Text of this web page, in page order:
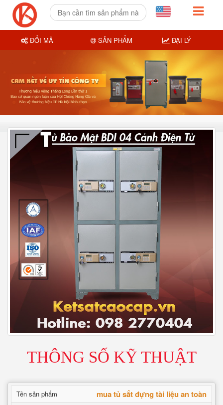
THÔNG SỐ KỸ THUẬT
Tên sản phẩm mua tủ sắt đựng tài liệu an toàn
ĐỔI MÃ SẢN PHẨM ĐẠI LÝ